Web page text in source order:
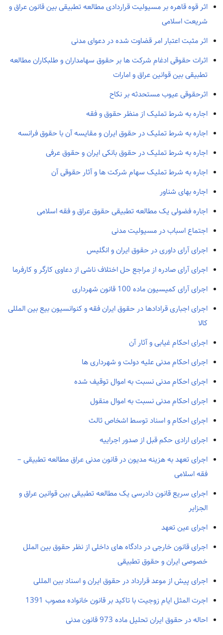
اثر قوه قاهره بر مسیولیت قراردادی مطالعه تطبیقی بین قانون عراق و
شریعت اسلامی
اثر مثبت اعتبار امر قضاوت شده در دعوای مدنی
اثرات حقوقی ادغام شرکت ها بر حقوق سهامداران و طلبکاران مطالعه
تطبیقی بین قوانین عراق و امارات
اثرحقوقی عیوب مستحدثه بر نکاح
اجاره به شرط تملیک از منظر حقوق و فقه
اجاره به شرط تملیک در حقوق ایران و مقایسه آن با حقوق فرانسه
اجاره به شرط تملیک در حقوق بانکی ایران و حقوق عرفی
اجاره به شرط تملیک سهام شرکت ها و آثار حقوقی آن
اجاره بهای شناور
اجاره فضولی یک مطالعه تطبیقی حقوق عراق و فقه اسلامی
اجتماع اسباب در مسیولیت مدنی
اجرای آرای داوری در حقوق ایران و انگلیس
اجرای آرای صادره از مراجع حل اختلاف ناشی از دعاوی کارگر و کارفرما
اجرای آرای کمیسیون ماده 100 قانون شهرداری
اجرای اجباری قرادادها در حقوق ایران فقه و کنوانسیون بیع بین المللی
کالا
اجرای احکام غیابی و آثار آن
اجرای احکام مدنی علیه دولت و شهرداری ها
اجرای احکام مدنی نسبت به اموال توقیف شده
اجرای احکام مدنی نسبت به اموال منقول
اجرای احکام و اسناد توسط اشخاص ثالث
اجرای ارادی حکم قبل از صدور اجراییه
اجرای تعهد به هزینه مدیون در قانون مدنی عراق مطالعه تطبیقی –
فقه اسلامی
اجرای سریع قانون دادرسی یک مطالعه تطبیقی بین قوانین عراق و
الجزایر
اجرای عین تعهد
اجرای قانون خارجی در دادگاه های داخلی از نظر حقوق بین الملل
خصوصی ایران و حقوق تطبیقی
اجرای پیش از موعد قرارداد در حقوق ایران و اسناد بین المللی
اجرت المثل ایام زوجیت با تاکید بر قانون خانواده مصوب 1391
احاله در حقوق ایران تحلیل ماده 973 قانون مدنی